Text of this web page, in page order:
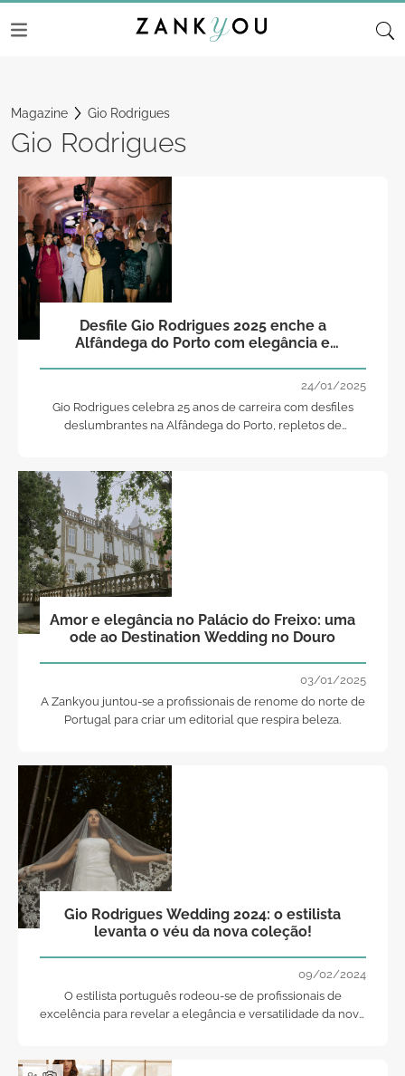
Magazine Gio Rodrigues
Gio Rodrigues
Desfile Gio Rodrigues 2025 enche a
Alfândega do Porto com elegância e
24/01/2025
Gio Rodrigues celebra 25 anos de carreira com desfiles
deslumbrantes na Alfândega do Porto, repletos de
Amor e elegância no Palácio do Freixo: uma
ode ao Destination Wedding no Douro
03/01/2025
A Zankyou juntou-se a profissionais de renome do norte de
Portugal para criar um editorial que respira beleza.
Gio Rodrigues Wedding 2024: o estilista
levanta o véu da nova coleção!
09/02/2024
O estilista português rodeou-se de profissionais de
excelência para revelar a elegância e versatilidade da nova